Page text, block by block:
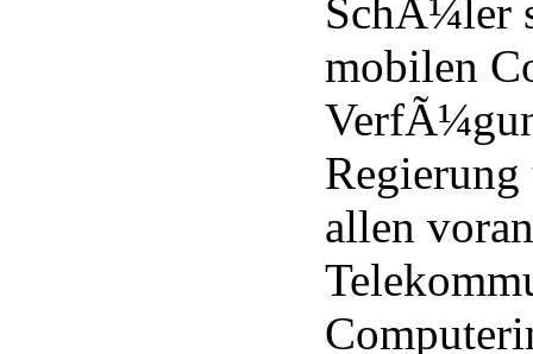
SchÃ¼ler
mobilen
allen